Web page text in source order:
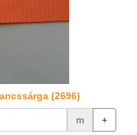
(2696)
m +